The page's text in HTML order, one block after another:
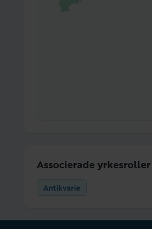
Associerade yrkesroller
Antikvarie